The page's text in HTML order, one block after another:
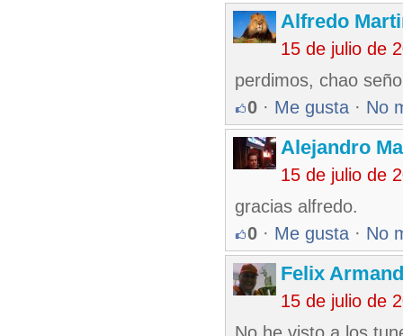
Alfredo
15 de julio de
perdimos, chao
0 · Me gusta · No
Alejandro
15 de julio de
gracias alfredo.
0 · Me gusta · No
Felix
15 de julio de